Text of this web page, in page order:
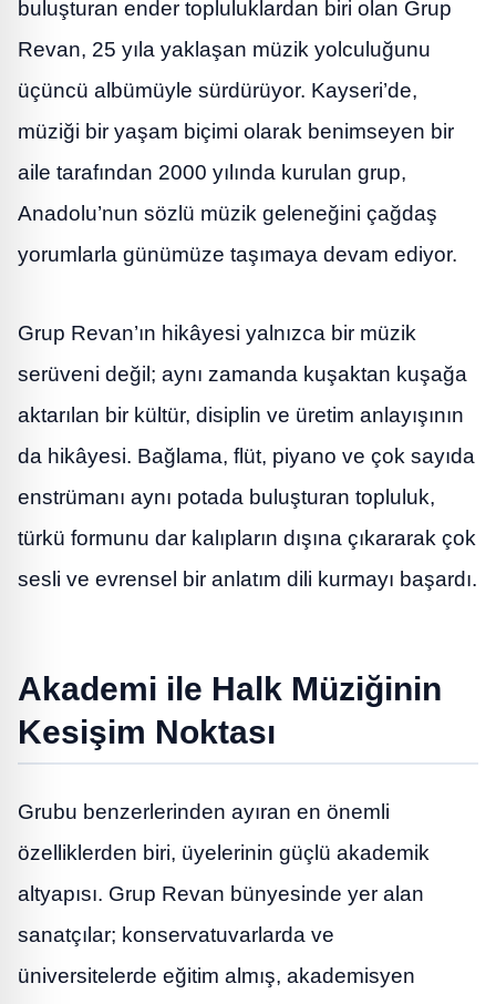
buluşturan ender topluluklardan biri olan Grup
Revan, 25 yıla yaklaşan müzik yolculuğunu
üçüncü albümüyle sürdürüyor. Kayseri’de,
müziği bir yaşam biçimi olarak benimseyen bir
aile tarafından 2000 yılında kurulan grup,
Anadolu’nun sözlü müzik geleneğini çağdaş
yorumlarla günümüze taşımaya devam ediyor.
Grup Revan’ın hikâyesi yalnızca bir müzik
serüveni değil; aynı zamanda kuşaktan kuşağa
aktarılan bir kültür, disiplin ve üretim anlayışının
da hikâyesi. Bağlama, flüt, piyano ve çok sayıda
enstrümanı aynı potada buluşturan topluluk,
türkü formunu dar kalıpların dışına çıkararak çok
sesli ve evrensel bir anlatım dili kurmayı başardı.
Akademi ile Halk Müziğinin
Kesişim Noktası
Grubu benzerlerinden ayıran en önemli
özelliklerden biri, üyelerinin güçlü akademik
altyapısı. Grup Revan bünyesinde yer alan
sanatçılar; konservatuvarlarda ve
üniversitelerde eğitim almış, akademisyen